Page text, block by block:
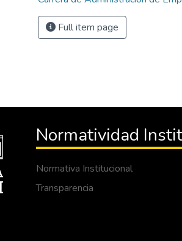
Full item page
Normatividad
Normativa Institucional
Transparencia